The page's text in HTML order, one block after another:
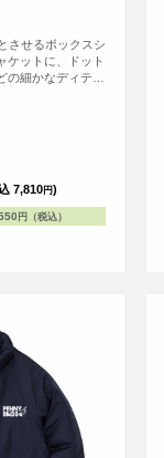
させるボックスシ
ケットに、ドット
の細かなディテー
クス仕様で普段
アやユニフォー
です。 表地は撥
フタ生地を使用
のため、普段使い
で幅広く活躍しま
境により、商品
7,810円)
円（税込）